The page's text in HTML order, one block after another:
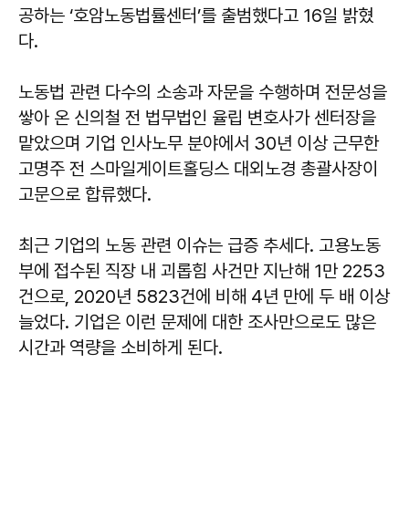
공하는 ‘호암노동법률센터’를 출범했다고 16일 밝혔
다.
노동법 관련 다수의 소송과 자문을 수행하며 전문성을
쌓아 온 신의철 전 법무법인 율립 변호사가 센터장을
맡았으며 기업 인사노무 분야에서 30년 이상 근무한
고명주 전 스마일게이트홀딩스 대외노경 총괄사장이
고문으로 합류했다.
최근 기업의 노동 관련 이슈는 급증 추세다. 고용노동
부에 접수된 직장 내 괴롭힘 사건만 지난해 1만 2253
건으로, 2020년 5823건에 비해 4년 만에 두 배 이상
늘었다. 기업은 이런 문제에 대한 조사만으로도 많은
시간과 역량을 소비하게 된다.